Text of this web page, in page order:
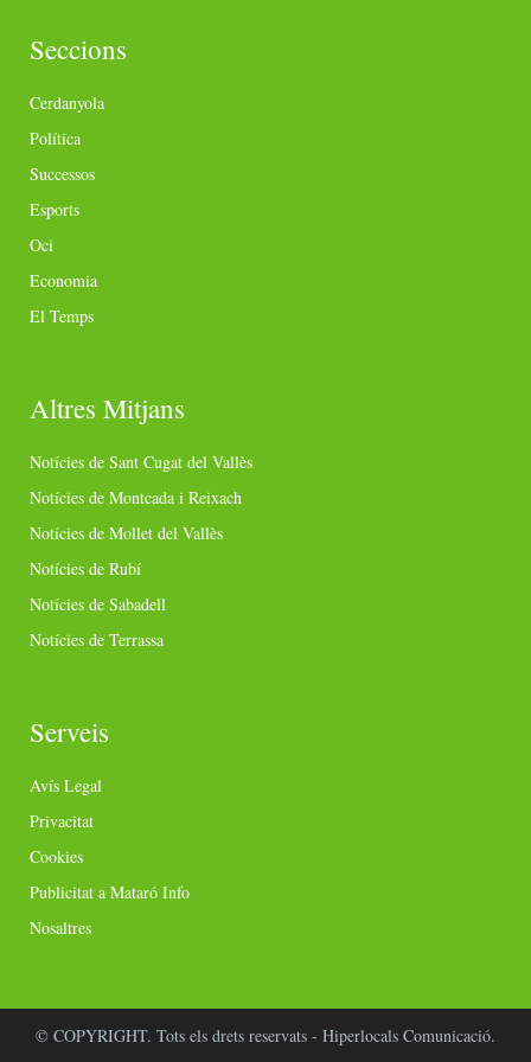
Seccions
Cerdanyola
Política
Successos
Esports
Oci
Economia
El Temps
Altres Mitjans
Notícies de Sant Cugat del Vallès
Notícies de Montcada i Reixach
Notícies de Mollet del Vallès
Notícies de Rubí
Notícies de Sabadell
Notícies de Terrassa
Serveis
Avís Legal
Privacitat
Cookies
Publicitat a Mataró Info
Nosaltres
© COPYRIGHT. Tots els drets reservats - Hiperlocals Comunicació.